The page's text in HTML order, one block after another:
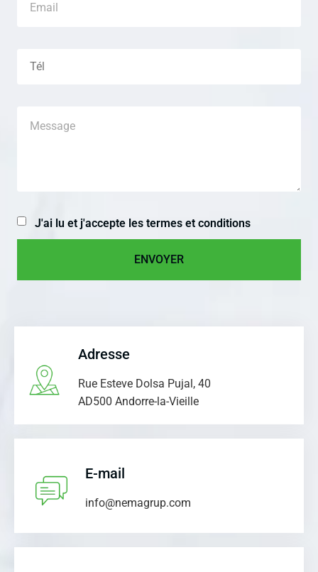
J'ai lu et j'accepte les termes et conditions
Adresse
Rue Esteve Dolsa Pujal, 40
AD500 Andorre-la-Vieille
E-mail
info@nemagrup.com